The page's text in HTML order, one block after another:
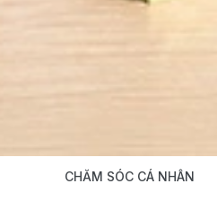
CHĂM SÓC CÁ NHÂN